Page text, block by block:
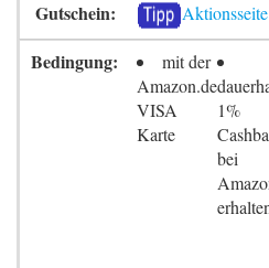
mit der
Amazon.de
VISA
Karte
1%
bei